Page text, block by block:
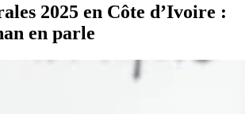
2025 en Côte d’Ivoire :
en parle